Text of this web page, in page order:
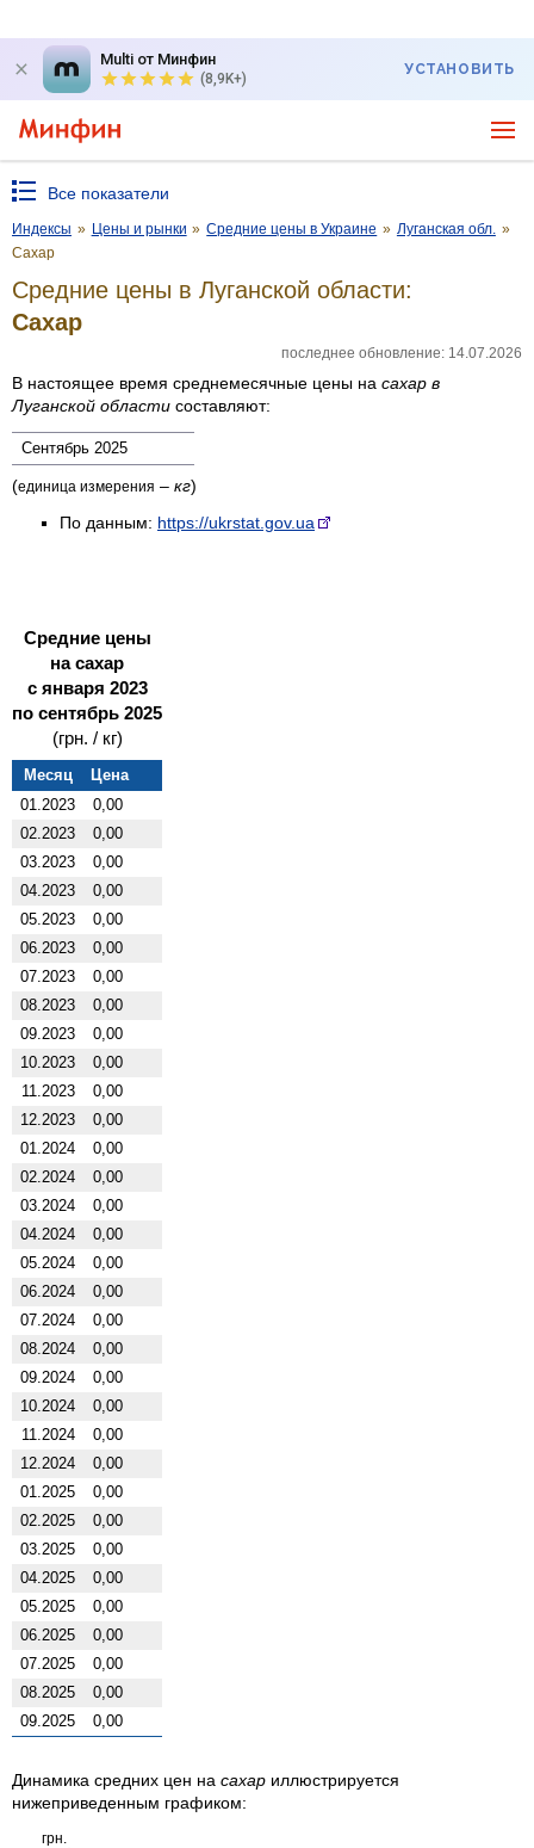
Multi от Минфин
(8,9K+)
УСТАНОВИТЬ
Все показатели
Индексы » Цены и рынки » Средние цены в Украине » Луганская обл. »
Сахар
Средние цены в Луганской области:
Сахар
последнее обновление: 14.07.2026
В настоящее время среднемесячные цены на сахар в
Луганской области составляют:
Сентябрь 2025
(единица измерения – кг)
По данным: https://ukrstat.gov.ua
Средние цены
на сахар
с января 2023
по сентябрь 2025
(грн. / кг)
Месяц
Цена
01.2023
0,00
02.2023
0,00
03.2023
0,00
04.2023
0,00
05.2023
0,00
06.2023
0,00
07.2023
0,00
08.2023
0,00
09.2023
0,00
10.2023
0,00
11.2023
0,00
12.2023
0,00
01.2024
0,00
02.2024
0,00
03.2024
0,00
04.2024
0,00
05.2024
0,00
06.2024
0,00
07.2024
0,00
08.2024
0,00
09.2024
0,00
10.2024
0,00
11.2024
0,00
12.2024
0,00
01.2025
0,00
02.2025
0,00
03.2025
0,00
04.2025
0,00
05.2025
0,00
06.2025
0,00
07.2025
0,00
08.2025
0,00
09.2025
0,00
Динамика средних цен на сахар иллюстрируется
нижеприведенным графиком:
грн.